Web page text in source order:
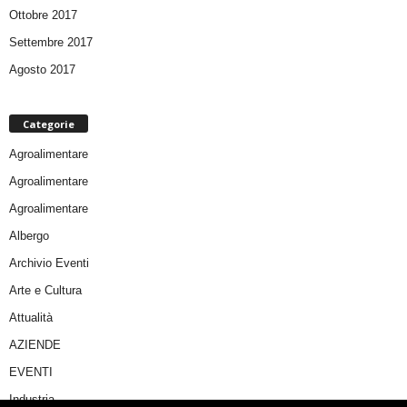
Ottobre 2017
Settembre 2017
Agosto 2017
Categorie
Agroalimentare
Agroalimentare
Agroalimentare
Albergo
Archivio Eventi
Arte e Cultura
Attualità
AZIENDE
EVENTI
Industria